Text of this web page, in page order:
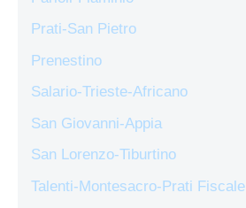
Prati-San Pietro
Prenestino
Salario-Trieste-Africano
San Giovanni-Appia
San Lorenzo-Tiburtino
Talenti-Montesacro-Prati Fiscale